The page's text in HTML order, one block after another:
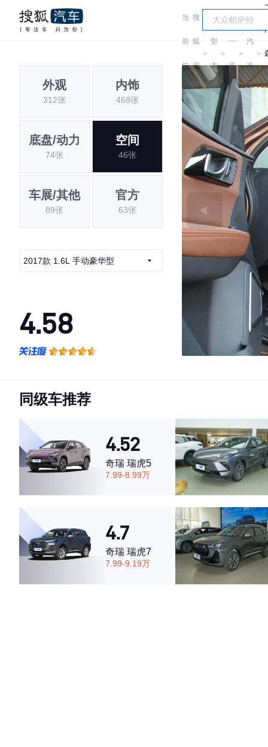
当
前
位
置:
搜
狐
汽
车
＞
车
型
大
全
＞
一
汽
＞
一
汽
吉
林
＞
外观
312张
内饰
468张
底盘/动力
74张
空间
46张
车展/其他
89张
官方
63张
2017款 1.6L 手动豪华型
4.58
·空间表现较为优秀，优于76%同级车
同级车推荐
4.52
奇瑞 瑞虎5
7.99-8.99万
4.7
奇瑞 瑞虎7
7.99-9.19万